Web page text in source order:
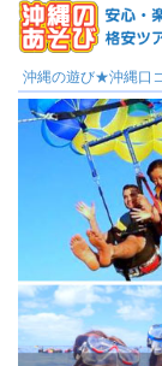
沖縄の遊び★沖縄口